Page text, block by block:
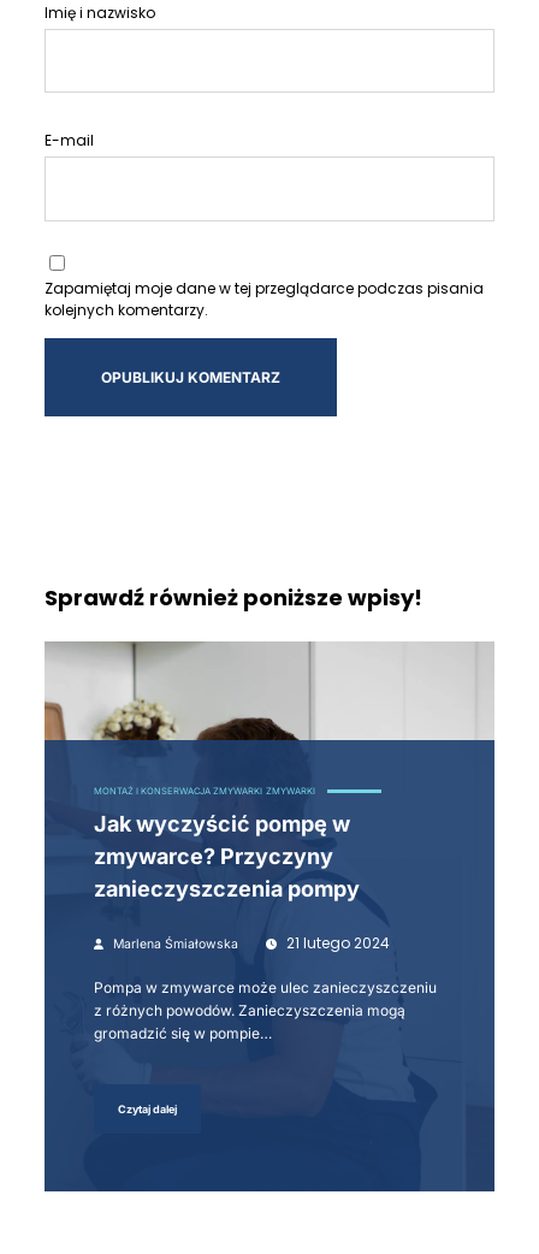
Imię i nazwisko
E-mail
Zapamiętaj moje dane w tej przeglądarce podczas pisania
kolejnych komentarzy.
Sprawdź również poniższe wpisy!
MONTAŻ I KONSERWACJA ZMYWARKI ZMYWARKI
Jak wyczyścić pompę w
zmywarce? Przyczyny
zanieczyszczenia pompy
Marlena Śmiałowska 21 lutego 2024
Pompa w zmywarce może ulec zanieczyszczeniu
z różnych powodów. Zanieczyszczenia mogą
gromadzić się w pompie…
Czytaj dalej